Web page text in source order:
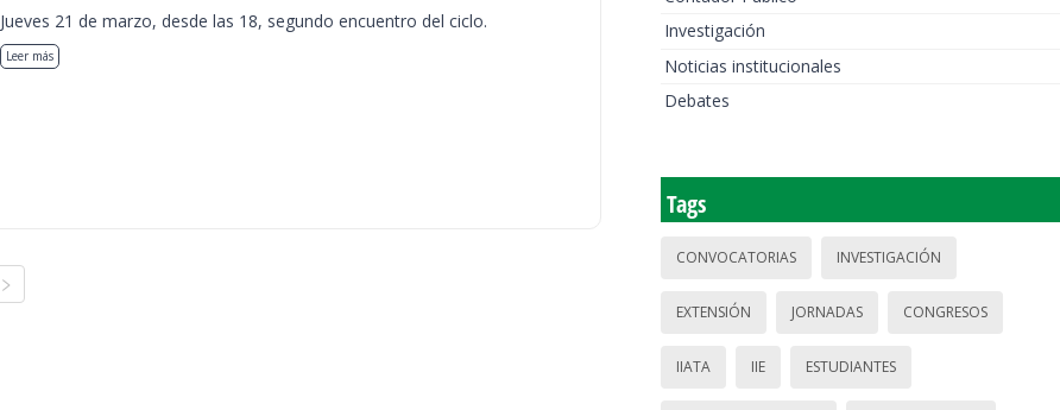
Jueves 21 de marzo, desde las 18, segundo encuentro del ciclo.
Leer más
Investigación
Noticias institucionales
Debates
Tags
CONVOCATORIAS INVESTIGACIÓN
EXTENSIÓN JORNADAS CONGRESOS
IIATA IIE ESTUDIANTES